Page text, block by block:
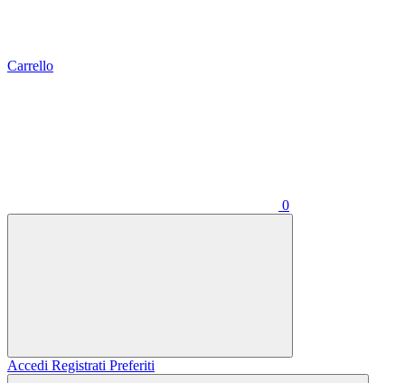
Carrello
0
Accedi Registrati Preferiti